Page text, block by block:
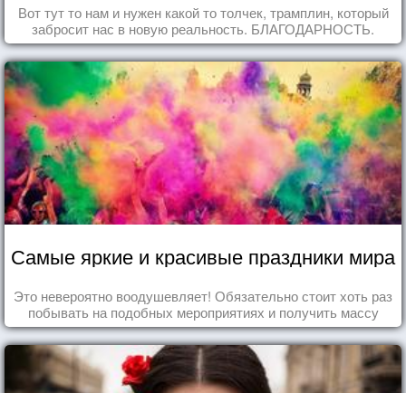
Вот тут то нам и нужен какой то толчек, трамплин, который
забросит нас в новую реальность. БЛАГОДАРНОСТЬ.
Самые яркие и красивые праздники мира
Это невероятно воодушевляет! Обязательно стоит хоть раз
побывать на подобных мероприятиях и получить массу
впечатлений!